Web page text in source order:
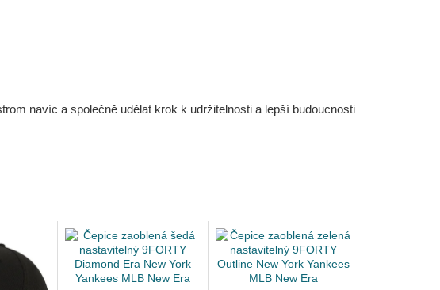
navíc a společně udělat krok k udržitelnosti a lepší budoucnosti